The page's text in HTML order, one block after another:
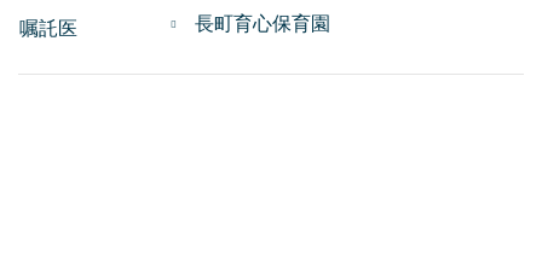
嘱託医 長町育心保育園